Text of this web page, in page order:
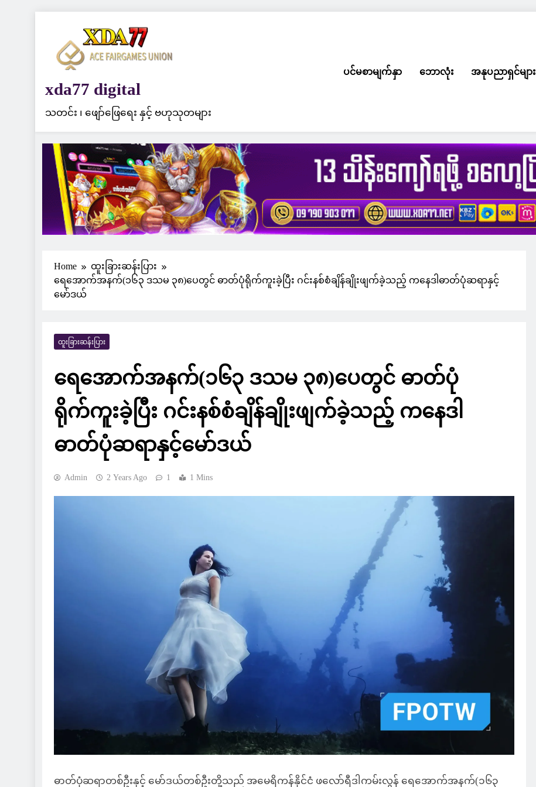
xda77 digital
သတင်း ၊ ဖျော်ဖြေရေး နှင့် ဗဟုသုတများ
ပင်မစာမျက်နှာ ဘောလုံး အနုပညာရှင်များ
Home
ထူးခြားဆန်းပြား
ရေအောက်အနက်(၁၆၃ ဒသမ ၃၈)ပေတွင် ဓာတ်ပုံရိုက်ကူးခဲ့ပြီး ဂင်းနစ်စံချိန်ချိုးဖျက်ခဲ့သည့် ကနေဒါဓာတ်ပုံဆရာနှင့်
မော်ဒယ်
ထူးခြားဆန်းပြား
ရေအောက်အနက်(၁၆၃ ဒသမ ၃၈)ပေတွင် ဓာတ်ပုံ
ရိုက်ကူးခဲ့ပြီး ဂင်းနစ်စံချိန်ချိုးဖျက်ခဲ့သည့် ကနေဒါ
ဓာတ်ပုံဆရာနှင့်မော်ဒယ်
Admin 2 Years Ago 1 1 Mins
ဓာတ်ပုံဆရာတစ်ဦးနှင့် မော်ဒယ်တစ်ဦးတို့သည် အမေရိကန်နိုင်ငံ ဖလော်ရီဒါကမ်းလွန် ရေအောက်အနက်(၁၆၃